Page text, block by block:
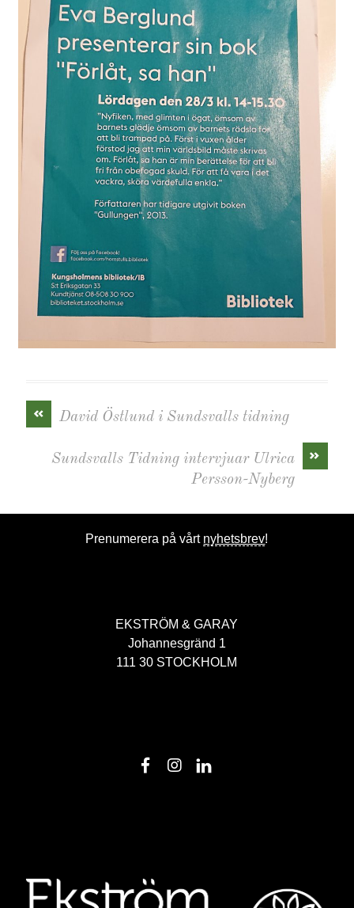
« David Östlund i Sundsvalls tidning
»
Sundsvalls Tidning intervjuar Ulrica
Persson-Nyberg
Prenumerera på vårt nyhetsbrev!
EKSTRÖM & GARAY
Johannesgränd 1
111 30 STOCKHOLM